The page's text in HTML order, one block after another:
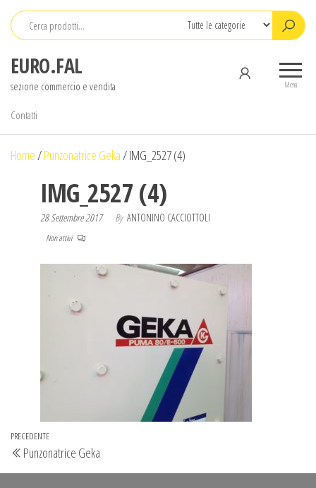
Salta
contenuto
EURO.FAL
sezione commercio e vendita Menu
Contatti
Home/Punzonatrice Geka/IMG_2527 (4)
IMG_2527 (4)
28 Settembre 2017 By ANTONINO CACCIOTTOLI
Non attivi
Navigazione
articoli
Articolo
precedente
PRECEDENTE
Punzonatrice Geka